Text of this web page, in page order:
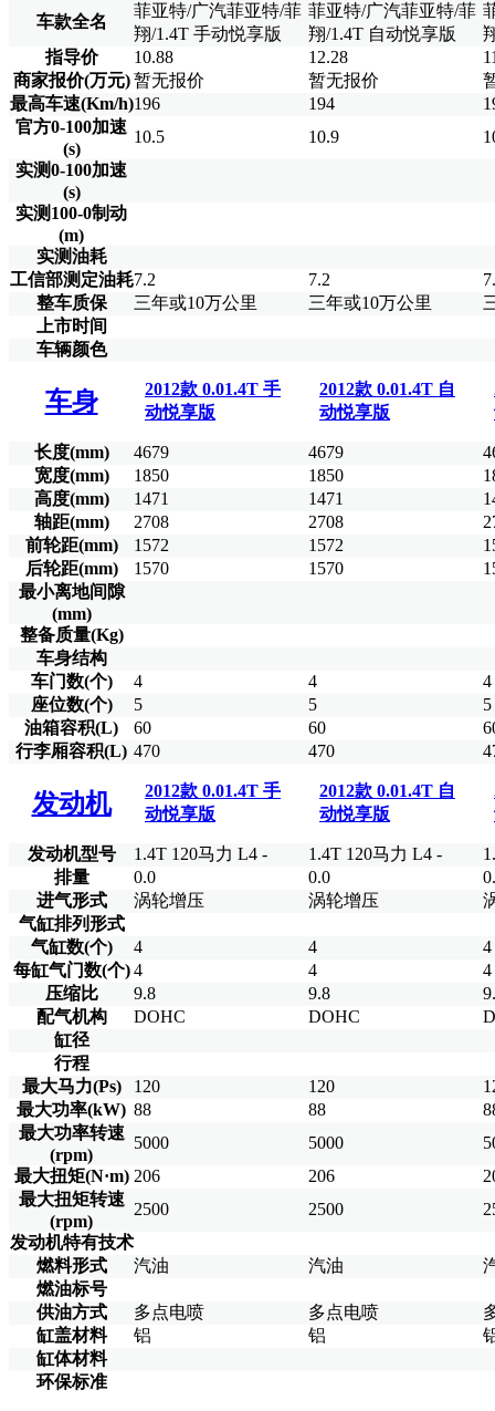
车款全名
菲亚特/广汽菲亚特/菲
翔/1.4T 手动悦享版
菲亚特/广汽菲亚特/菲
翔/1.4T 自动悦享版
指导价
10.88 12.28
商家报价(万元) 暂无报价 暂无报价
最高车速(Km/h)196 194
官方0-100加速
(s)
10.5 10.9
实测0-100加速
(s)
实测100-0制动
(m)
实测油耗
工信部测定油耗7.2 7.2
整车质保
三年或10万公里 三年或10万公里
上市时间
车辆颜色
车身
2012款 0.01.4T 手
动悦享版
2012款 0.01.4T 自
动悦享版
长度(mm) 4679 4679
宽度(mm)
1850 1850
高度(mm)
1471 1471
轴距(mm)
2708 2708
前轮距(mm)
1572 1572
后轮距(mm)
1570 1570
最小离地间隙
(mm)
整备质量(Kg)
车身结构
车门数(个)
4 4
4
座位数(个)
5 5
5
油箱容积(L)
60 60
行李厢容积(L) 470 470
发动机
2012款 0.01.4T 手
动悦享版
2012款 0.01.4T 自
动悦享版
发动机型号 1.4T 120马力 L4 - 1.4T 120马力 L4 -
排量
0.0 0.0
进气形式
涡轮增压 涡轮增压
气缸排列形式
气缸数(个)
4 4
4
每缸气门数(个) 4 4
4
压缩比
9.8 9.8
配气机构
DOHC DOHC
缸径
行程
最大马力(Ps)
120 120
最大功率(kW) 88 88
最大功率转速
(rpm)
5000 5000
最大扭矩(N·m) 206 206
最大扭矩转速
(rpm)
2500 2500
发动机特有技术
燃料形式
汽油 汽油
燃油标号
供油方式
多点电喷 多点电喷
缸盖材料
铝 铝
缸体材料
环保标准